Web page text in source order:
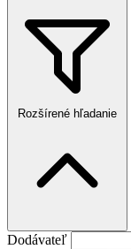
Rozšírené hľadanie
Dodávateľ